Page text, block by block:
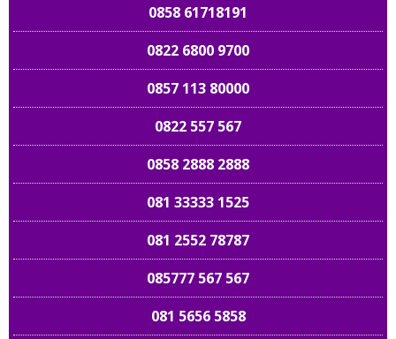
0858 61718191
0822 6800 9700
0857 113 80000
0822 557 567
0858 2888 2888
081 33333 1525
081 2552 78787
085777 567 567
081 5656 5858